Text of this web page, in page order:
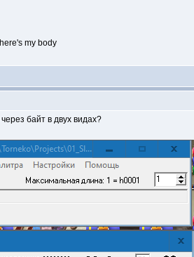
my body
байт в двух видах?